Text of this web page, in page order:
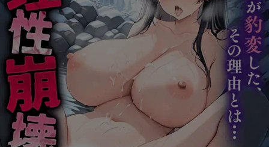
信は無料で見れる？
BeReal 無制限はいつまで？終わりはいつな
の？注意事項についても
ドラえもんの重複掲載問題って何？コロコロコ
ミックの間違いを調査